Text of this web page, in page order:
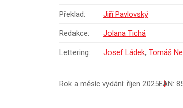
Překlad: Jiří Pavlovský
Redakce: Jolana Tichá
Lettering: Josef Ládek, Tomáš
Rok a měsíc vydání: říjen 2025EAN: